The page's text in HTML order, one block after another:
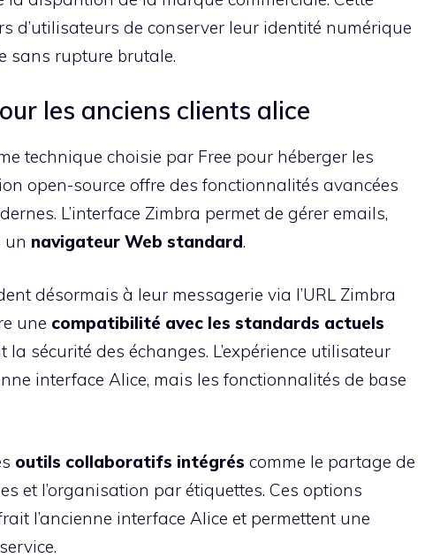
d’utilisateurs de conserver leur identité numérique
sans rupture brutale.
les anciens clients alice
technique choisie par Free pour héberger les
open-source offre des fonctionnalités avancées
L’interface Zimbra permet de gérer emails,
un navigateur Web standard.
désormais à leur messagerie via l’URL Zimbra
une compatibilité avec les standards actuels
la sécurité des échanges. L’expérience utilisateur
interface Alice, mais les fonctionnalités de base
outils collaboratifs intégrés comme le partage de
et l’organisation par étiquettes. Ces options
l’ancienne interface Alice et permettent une